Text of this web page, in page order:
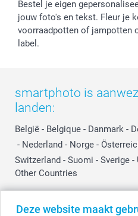
Deze website maakt
Cookiebeleid
Reviews
Prijslijst
smartfriends
service@smartphoto.nl
Affiliate partnerprogramma
Vaderdag
Huwelijk
Bestel je eigen
jouw foto's en tekst. Fleur je
voorraadpotten of jampotten
label.
smartphoto is
landen:
België - Belgique - Danmark -
- Nederland - Norge -
Switzerland - Suomi - Sverige -
Other Countries